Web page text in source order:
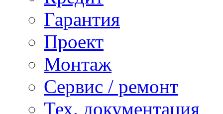
Гарантия
Проект
Монтаж
Сервис / ремонт
Тех. документация